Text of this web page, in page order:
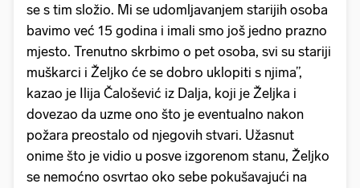
se s tim složio. Mi se udomljavanjem starijih osoba
bavimo već 15 godina i imali smo još jedno prazno
mjesto. Trenutno skrbimo o pet osoba, svi su stariji
muškarci i Željko će se dobro uklopiti s njima”,
kazao je Ilija Čalošević iz Dalja, koji je Željka i
dovezao da uzme ono što je eventualno nakon
požara preostalo od njegovih stvari. Užasnut
onime što je vidio u posve izgorenom stanu, Željko
se nemoćno osvrtao oko sebe pokušavajući na